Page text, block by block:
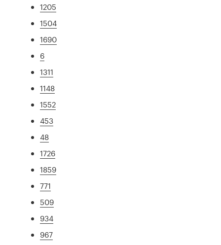
1205
1504
1690
6
1311
1148
1552
453
48
1726
1859
771
509
934
967